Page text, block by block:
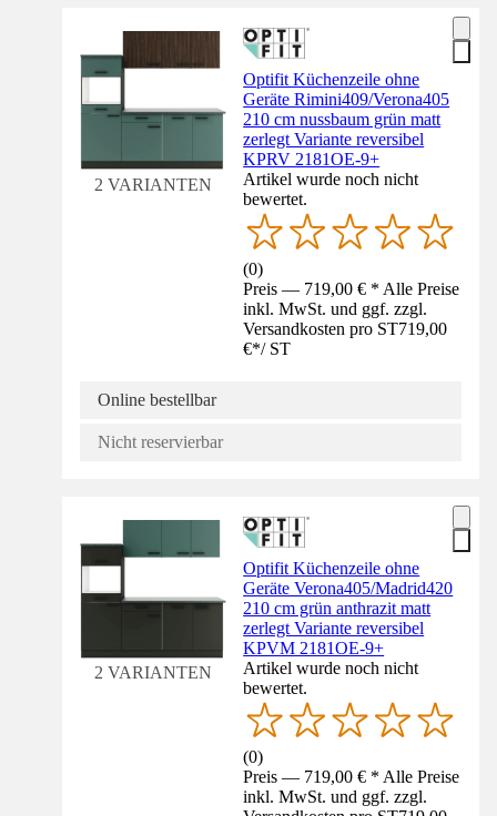
2 VARIANTEN
Optifit Küchenzeile ohne
Geräte Rimini409/Verona405
210 cm nussbaum grün matt
zerlegt Variante reversibel
KPRV 2181OE-9+
Artikel wurde noch nicht
bewertet.
(0)
Preis — 719,00 € * Alle Preise
inkl. MwSt. und ggf. zzgl.
Versandkosten pro ST719,00
€*/ ST
Online bestellbar
Nicht reservierbar
2 VARIANTEN
Optifit Küchenzeile ohne
Geräte Verona405/Madrid420
210 cm grün anthrazit matt
zerlegt Variante reversibel
KPVM 2181OE-9+
Artikel wurde noch nicht
bewertet.
(0)
Preis — 719,00 € * Alle Preise
inkl. MwSt. und ggf. zzgl.